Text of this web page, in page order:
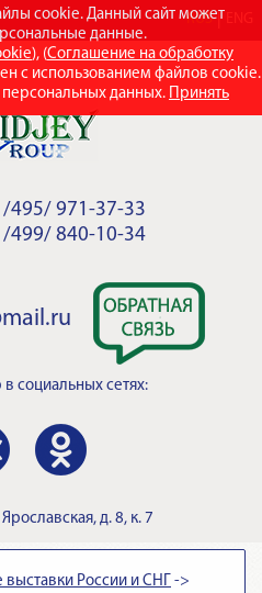
cookie. Данный сайт может
данные.
), (Соглашение на обработку
с использованием файлов cookie.
данных. Принять
RUS
/495/ 971-37-33
/499/ 840-10-34
в социальных сетях:
Ярославская, д. 8, к. 7
выставки России и СНГ ->